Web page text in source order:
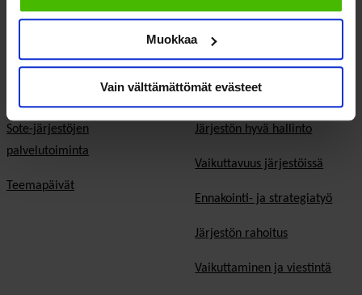
Muokkaa
Vain välttämättömät evästeet
Europarlamenttivaalit
Tietoa järjestöistä
Sosiaali- ja terveysjärjestöt
Sote-järjestöjen
palvelutoiminta
Teemapäivät
Jäsenjärjestöille
Jäsen­edut ja -palvelut
Järjestön hyvä hallinto
Vaikuttavuus järjestöissä
Ennakointi- ja strategiatyö
Järjestön rahoitus
Vaikuttaminen ja viestintä